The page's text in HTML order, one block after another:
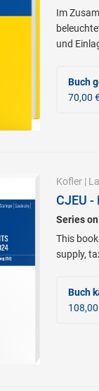
Im
und
Buch
70,00
Kofler|
CJEU
Series
This
supply,
Buch